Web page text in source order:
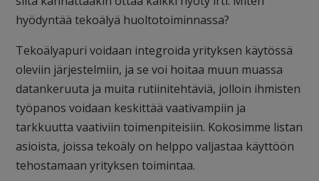
hyödyntää tekoälyä huoltotoiminnassa?
Tekoälyapuri voidaan integroida yrityksen käytössä
oleviin järjestelmiin, ja se voi hoitaa muun muassa
datankeruuta ja muita rutiinitehtäviä, jolloin ihmisten
työpanos voidaan keskittää vaativampiin ja
tarkkuutta vaativiin toimenpiteisiin. Kokosimme listan
asioista, joissa tekoäly on helppo valjastaa käyttöön
tehostamaan yrityksen toimintaa.